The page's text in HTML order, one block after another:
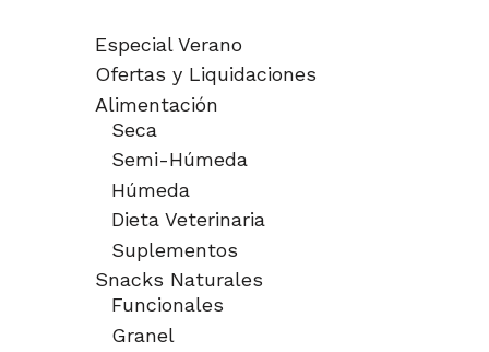
Especial Verano
Ofertas y Liquidaciones
Alimentación
Seca
Semi-Húmeda
Húmeda
Dieta Veterinaria
Suplementos
Snacks Naturales
Funcionales
Granel